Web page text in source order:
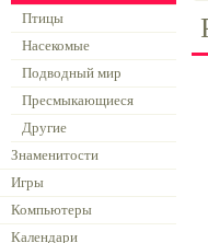
Птицы
Насекомые
Подводный мир
Пресмыкающиеся
Другие
Знаменитости
Игры
Компьютеры
Календари